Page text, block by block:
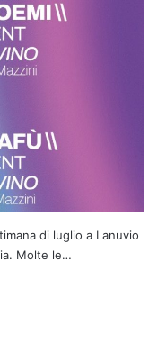
di luglio a Lanuvio
Molte le…